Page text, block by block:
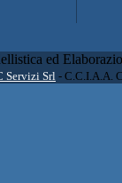
ed
Servizi Srl- C.C.I.A.A.